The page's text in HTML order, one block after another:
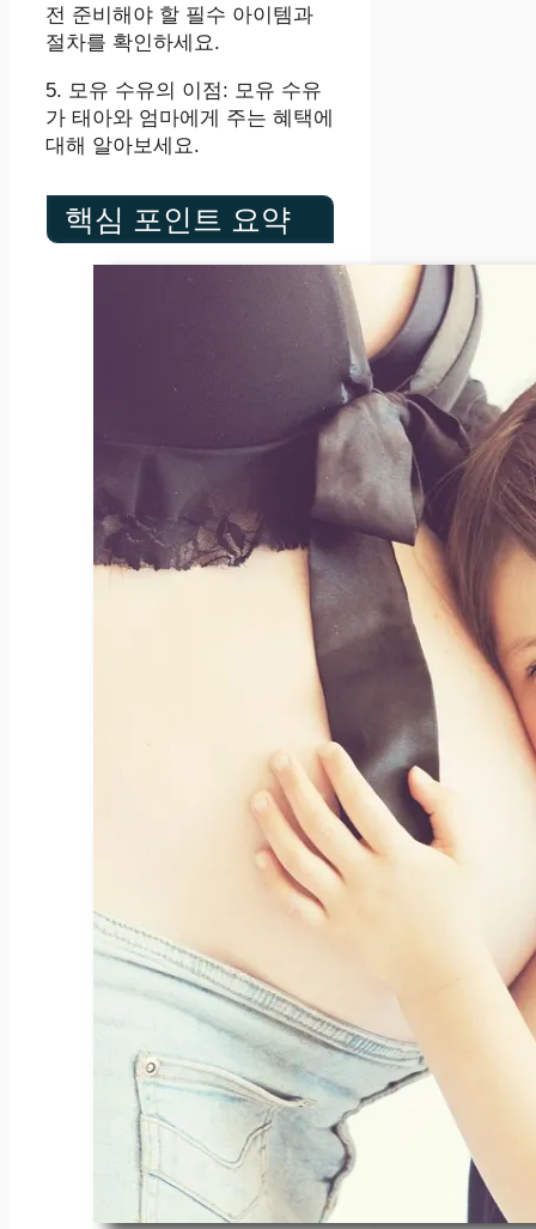
전 준비해야 할 필수 아이템과
절차를 확인하세요.
5. 모유 수유의 이점: 모유 수유
가 태아와 엄마에게 주는 혜택에
대해 알아보세요.
핵심 포인트 요약